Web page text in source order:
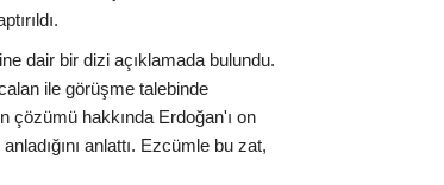
dair bir dizi açıklamada bulundu.
ile görüşme talebinde
çözümü hakkında Erdoğan'ı on
anlattı. Ezcümle bu zat,